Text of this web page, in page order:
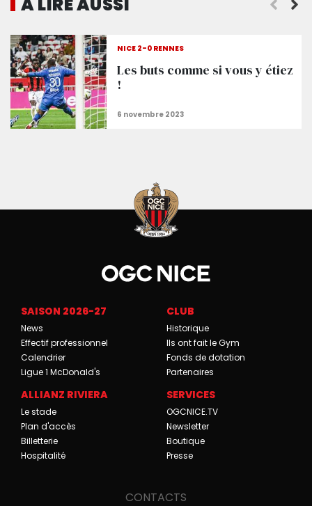
NICE 2-0 RENNES
Les buts comme si vous y étiez
!
Le groupe pour Nice - Rennes
SAISON 2026-27
News
Effectif professionnel
Calendrier
Ligue 1 McDonald's
CLUB
Historique
Ils ont fait le Gym
Fonds de dotation
Partenaires
ALLIANZ RIVIERA
Le stade
Plan d'accès
Billetterie
Hospitalité
SERVICES
OGCNICE.TV
Newsletter
Boutique
Presse
CONTACTS